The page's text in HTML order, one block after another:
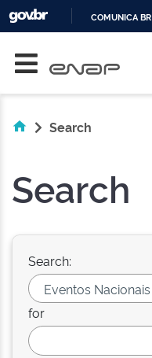
COMUNICA BR
Search
Search
Search:
for